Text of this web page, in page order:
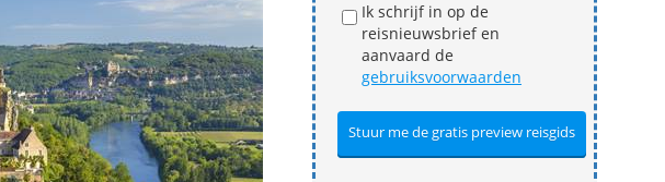
Ik schrijf in op de
reisnieuwsbrief en
aanvaard de
gebruiksvoorwaarden